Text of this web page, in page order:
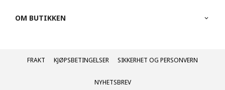
OM BUTIKKEN
FRAKT KJØPSBETINGELSER SIKKERHET OG PERSONVERN
NYHETSBREV